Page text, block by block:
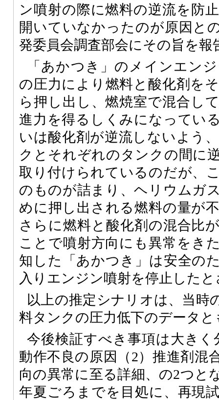
ン噴射の際に燃料の逆流を防
開いていなかったのが原因と
発委員会調査部会にその旨を報
「あかつき」のメインエン
の圧力により燃料と酸化剤を
ら押し出し、燃焼室で混合し
進力を得るしくみになってい
いは酸化剤が逆流しないよう
クとそれぞれのタンクの間に
取り付けられているのだが、
のものが詰まり、ヘリウムガ
めに押し出される燃料の量が
さらに燃料と酸化剤の混合比
ことで噴射方向にも異常をき
知した「あかつき」は安全の
入りエンジン噴射を停止した
以上の推定シナリオは、当時
料タンクの圧力低下のデータ
今後検証すべき事項は大きく
動作不良の原因（2）推進剤混
向の異常に至る詳細、の2つと
年夏ごろまでを目処に、再現